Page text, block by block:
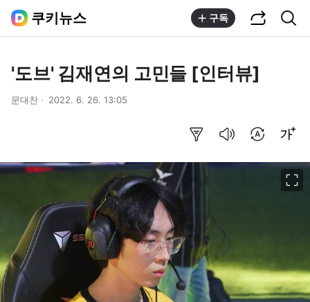
쿠키뉴스 구독
'도브' 김재연의 고민들 [인터뷰]
문대찬 2022. 6. 26. 13:05